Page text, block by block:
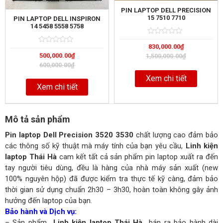
PIN LAPTOP DELL INSPIRON
14 5458 5558 5758
0
out
of
600,000.00₫
500,000.00₫
Xem chi tiết
PIN LAPTOP DELL PRECISION
15 7510 7710
0
out
of
1,500,000.00₫
830,000.00₫
Xem chi tiết
Mô tả sản phẩm
Pin laptop Dell Precision 3520 3530 chất lượng cao đảm bảo
các thông số kỹ thuật mà máy tính của bạn yêu cầu, Linh kiện
laptop Thái Hàcam kết tất cả sản phẩm pin laptop xuất ra đến
tay người tiêu dùng, đều là hàng của nhà máy sản xuất (new
100% nguyên hộp) đã được kiểm tra thực tế kỹ càng, đảm bảo
thời gian sử dụng chuẩn 2h30 – 3h30, hoàn toàn không gây ảnh
hưởng đến laptop của bạn.
Bảo hành và Dịch vụ: